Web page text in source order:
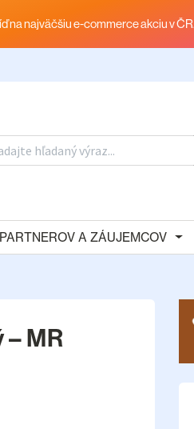
na najväčšiu e-commerce akciu v
A ZÁUJEMCOV
MR